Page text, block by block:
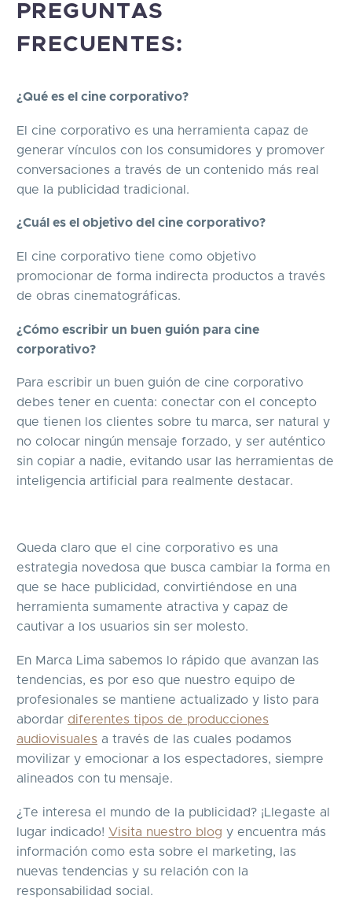
PREGUNTAS
FRECUENTES:
¿Qué es el cine corporativo?
El cine corporativo es una herramienta capaz de
generar vínculos con los consumidores y promover
conversaciones a través de un contenido más real
que la publicidad tradicional.
¿Cuál es el objetivo del cine corporativo?
El cine corporativo tiene como objetivo
promocionar de forma indirecta productos a través
de obras cinematográficas.
¿Cómo escribir un buen guión para cine
corporativo?
Para escribir un buen guión de cine corporativo
debes tener en cuenta: conectar con el concepto
que tienen los clientes sobre tu marca, ser natural y
no colocar ningún mensaje forzado, y ser auténtico
sin copiar a nadie, evitando usar las herramientas de
inteligencia artificial para realmente destacar.
Queda claro que el cine corporativo es una
estrategia novedosa que busca cambiar la forma en
que se hace publicidad, convirtiéndose en una
herramienta sumamente atractiva y capaz de
cautivar a los usuarios sin ser molesto.
En Marca Lima sabemos lo rápido que avanzan las
tendencias, es por eso que nuestro equipo de
profesionales se mantiene actualizado y listo para
abordar diferentes tipos de producciones
audiovisuales a través de las cuales podamos
movilizar y emocionar a los espectadores, siempre
alineados con tu mensaje.
¿Te interesa el mundo de la publicidad? ¡Llegaste al
lugar indicado! Visita nuestro blog y encuentra más
información como esta sobre el marketing, las
nuevas tendencias y su relación con la
responsabilidad social.